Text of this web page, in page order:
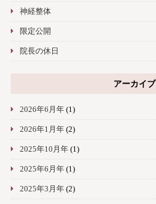
神経整体
限定公開
院長の休日
アーカイブ
2026年6月年(1)
2026年1月年(2)
2025年10月年(1)
2025年6月年(1)
2025年3月年(2)